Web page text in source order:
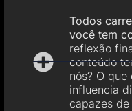
Todos
você tem
reflexão
conteúdo
nós? O
influencia
capazes